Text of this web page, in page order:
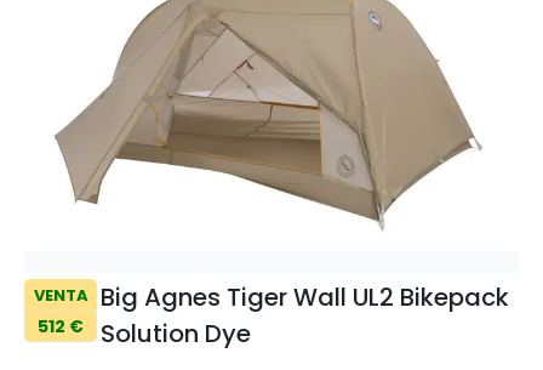
VENTA
512 €
Big Agnes Tiger Wall UL2 Bikepack
Solution Dye